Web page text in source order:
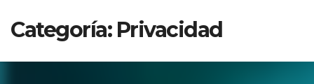
Categoría: Privacidad